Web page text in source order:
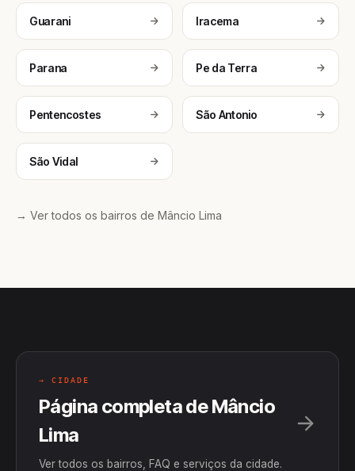
Guarani Iracema
Parana Pe da Terra
Pentencostes São Antonio
São Vidal
→ Ver todos os bairros de Mâncio Lima
→ CIDADE
Página completa de Mâncio
Lima
Ver todos os bairros, FAQ e serviços da cidade.